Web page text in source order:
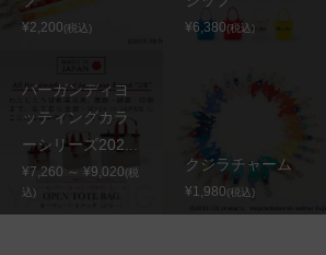
¥2,200(税込) ¥6,380(税込)
バーガンディヨ
ッティングカラ
ーシリーズ202...
¥7,260 ～ ¥9,020(税
込)
クジラチャーム
¥1,980(税込)